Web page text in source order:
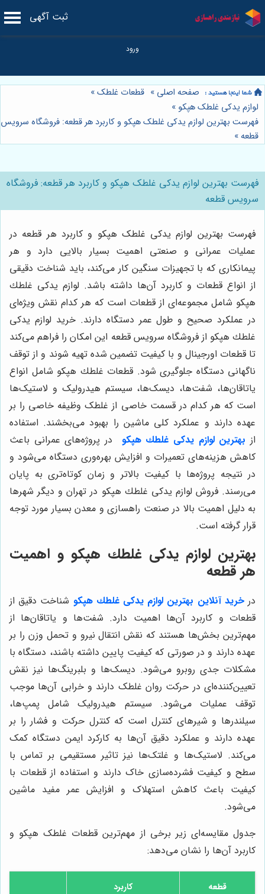
ثبت آگهی
صفحه اصلی » قطعات غلطک»
لوازم یدکی غلطک هپکو »
فهرست بهترین لوازم یدکی غلطک هپکو و کاربرد هر قطعه: فروشگاه سرویس
قطعه»
فهرست بهترین لوازم یدکی غلطک هپکو و کاربرد هر قطعه: فروشگاه
سرویس قطعه
فهرست بهترین لوازم یدکی غلطک هپکو و کاربرد هر قطعه در
عملیات عمرانی و صنعتی اهمیت بسیار بالایی دارد و هر
پیمانکاری که با تجهیزات سنگین کار می‌کند، باید شناخت دقیقی
از انواع قطعات و کاربرد آن‌ها داشته باشد. لوازم يدكى غلطك
هپكو شامل مجموعه‌ای از قطعات است که هر کدام نقش ویژه‌ای
در عملکرد صحیح و طول عمر دستگاه دارند. خرید لوازم يدكى
غلطك هپكو از فروشگاه سرویس قطعه این امکان را فراهم می‌کند
تا قطعات اورجینال و با کیفیت تضمین شده تهیه شوند و از توقف
ناگهانی دستگاه جلوگیری شود. قطعات غلطك هپكو شامل انواع
یاتاقان‌ها، شفت‌ها، دیسک‌ها، سیستم هیدرولیک و لاستیک‌ها
است که هر کدام در قسمت خاصی از غلطک وظیفه خاصی را بر
عهده دارند و عملکرد کلی ماشین را بهبود می‌بخشند. استفاده
از بهترین لوازم يدكى غلطك هپكو
در پروژه‌های عمرانی باعث
کاهش هزینه‌های تعمیرات و افزایش بهره‌وری دستگاه می‌شود و
در نتیجه پروژه‌ها با کیفیت بالاتر و زمان کوتاه‌تری به پایان
می‌رسند. فروش لوازم يدكى غلطك هپكو در تهران و دیگر شهرها
به دلیل اهمیت بالا در صنعت راهسازی و معدن بسیار مورد توجه
قرار گرفته است.
بهترین لوازم يدكى غلطك هپكو و اهمیت
هر قطعه
در خرید آنلاین بهترین لوازم يدكى غلطك هپكو شناخت دقیق از
قطعات و کاربرد آن‌ها اهمیت دارد. شفت‌ها و یاتاقان‌ها از
مهم‌ترین بخش‌ها هستند که نقش انتقال نیرو و تحمل وزن را بر
عهده دارند و در صورتی که کیفیت پایین داشته باشند، دستگاه با
مشکلات جدی روبرو می‌شود. دیسک‌ها و بلبرینگ‌ها نیز نقش
تعیین‌کننده‌ای در حرکت روان غلطک دارند و خرابی آن‌ها موجب
توقف عملیات می‌شود. سیستم هیدرولیک شامل پمپ‌ها،
سیلندرها و شیرهای کنترل است که کنترل حرکت و فشار را بر
عهده دارند و عملکرد دقیق آن‌ها به کارکرد ایمن دستگاه کمک
می‌کند. لاستیک‌ها و غلتک‌ها نیز تاثیر مستقیمی بر تماس با
سطح و کیفیت فشرده‌سازی خاک دارند و استفاده از قطعات با
کیفیت باعث کاهش استهلاک و افزایش عمر مفید ماشین
می‌شود.
جدول مقایسه‌ای زیر برخی از مهم‌ترین قطعات غلطک هپكو و
کاربرد آن‌ها را نشان می‌دهد:
قطعه کاربرد